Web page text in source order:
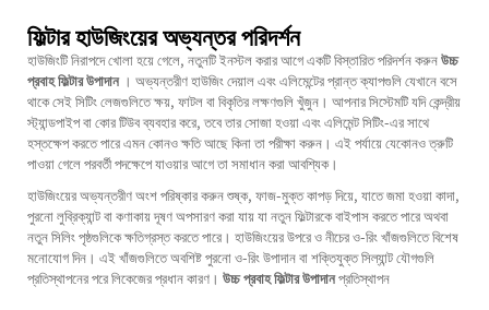
ফিল্টার হাউজিংয়ের অভ্যন্তর পরিদর্শন
হাউজিংটি নিরাপদে খোলা হয়ে গেলে, নতুনটি ইনস্টল করার আগে একটি বিস্তারিত পরিদর্শন করুনউচ্চ
প্রবাহ ফিল্টার উপাদান । অভ্যন্তরীণ হাউজিং দেয়াল এবং এলিমেন্টের প্রান্ত ক্যাপগুলি যেখানে বসে
থাকে সেই সিটিং লেজগুলিতে ক্ষয়, ফাটল বা বিকৃতির লক্ষণগুলি খুঁজুন। আপনার সিস্টেমটি যদি কেন্দ্রীয়
স্ট্যান্ডপাইপ বা কোর টিউব ব্যবহার করে, তবে তার সোজা হওয়া এবং এলিমেন্ট সিটিং-এর সাথে
হস্তক্ষেপ করতে পারে এমন কোনও ক্ষতি আছে কিনা তা পরীক্ষা করুন। এই পর্যায়ে যেকোনও ত্রুটি
পাওয়া গেলে পরবর্তী পদক্ষেপে যাওয়ার আগে তা সমাধান করা আবশ্যিক।
হাউজিংয়ের অভ্যন্তরীণ অংশ পরিষ্কার করুন শুষ্ক, ফাজ-মুক্ত কাপড় দিয়ে, যাতে জমা হওয়া কাদা,
পুরনো লুব্রিক্যান্ট বা কণাকায় দূষণ অপসারণ করা যায় যা নতুন ফিল্টারকে বাইপাস করতে পারে অথবা
নতুন সিলিং পৃষ্ঠগুলিকে ক্ষতিগ্রস্ত করতে পারে। হাউজিংয়ের উপরে ও নীচের ও-রিং খাঁজগুলিতে বিশেষ
মনোযোগ দিন। এই খাঁজগুলিতে অবশিষ্ট পুরনো ও-রিং উপাদান বা শক্তিযুক্ত সিল্যান্ট যৌগগুলি
প্রতিস্থাপনের পরে লিকেজের প্রধান কারণ। উচ্চ প্রবাহ ফিল্টার উপাদানপ্রতিস্থাপন